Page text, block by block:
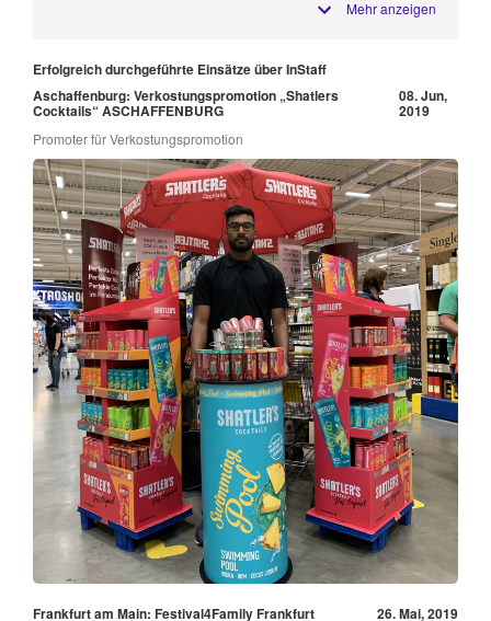
Mehr anzeigen
Erfolgreich durchgeführte Einsätze über InStaff
Aschaffenburg: Verkostungspromotion „Shatlers
Cocktails“ ASCHAFFENBURG
08. Jun,
2019
Promoter für Verkostungspromotion
Frankfurt am Main: Festival4Family Frankfurt 26. Mai, 2019